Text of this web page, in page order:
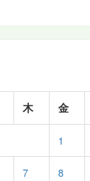
木 金
1
7 8